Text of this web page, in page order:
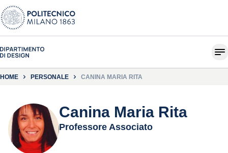
HOME PERSONALE CANINA MARIA RITA
Canina Maria Rita
Professore Associato